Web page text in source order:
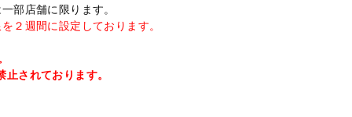
部店舗に限ります。
２週間に設定しております。
されております。